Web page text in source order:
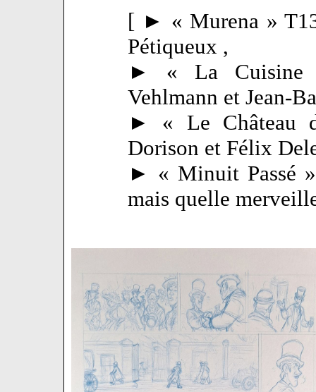
[ ► « Murena »
Pétiqueux ,
► « La Cuisine
Vehlmann et Jean-
► « Le Château
Dorison et Félix
► « Minuit Passé
mais quelle